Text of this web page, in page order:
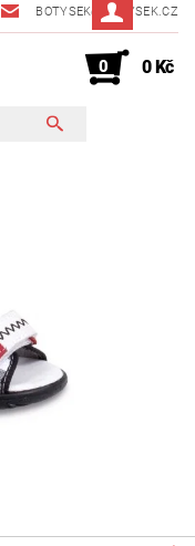
BOTYSEK@BOTYSEK.CZ
0 0 Kč